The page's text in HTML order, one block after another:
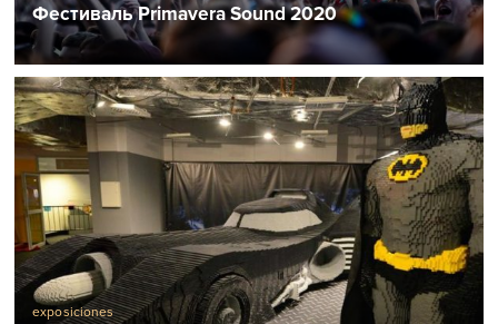
Фестиваль Primavera Sound 2020
exposiciones